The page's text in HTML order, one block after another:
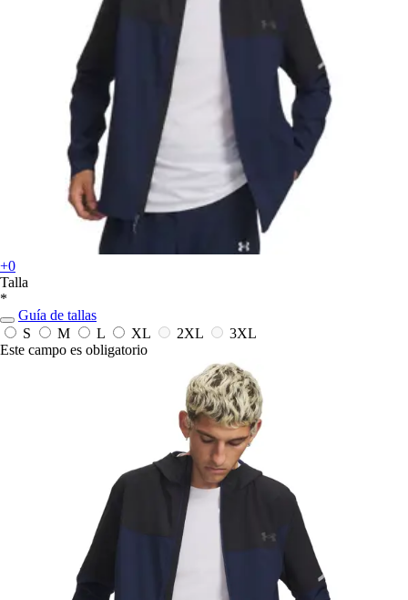
+0
Talla
*
Guía de tallas
S
M L XL 2XL
3XL
Este campo es obligatorio